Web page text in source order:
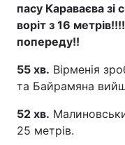
пасу Караваєва зі
воріт з 16
попереду!!
55 хв. Вірменія
та Байрамяна
52 хв.
25 метрів.